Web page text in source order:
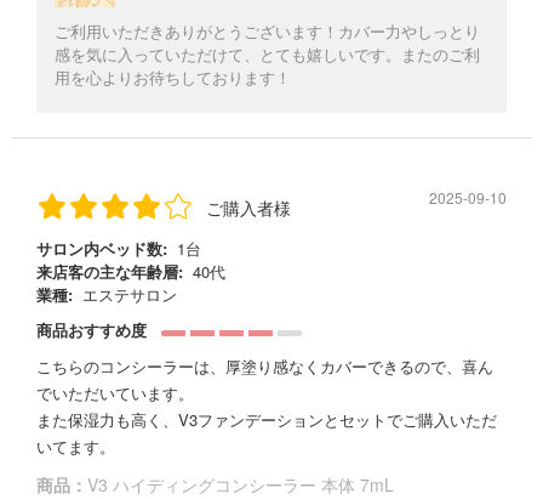
ご利用いただきありがとうございます！カバー力やしっとり
感を気に入っていただけて、とても嬉しいです。またのご利
用を心よりお待ちしております！
ご購入者様 2025-09-10
サロン内ベッド数: 1台
来店客の主な年齢層: 40代
業種: エステサロン
商品おすすめ度
こちらのコンシーラーは、厚塗り感なくカバーできるので、喜ん
でいただいています。
また保湿力も高く、V3ファンデーションとセットでご購入いただ
いてます。
商品： V3 ハイディングコンシーラー 本体 7mL